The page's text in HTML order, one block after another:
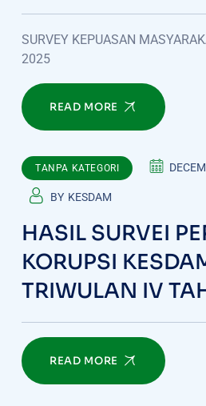
SURVEY KEPUASAN
2025
READ MORE
TANPA KATEGORI
BY KESDAM
HASIL SURVEI
KORUPSI
TRIWULAN IV
READ MORE